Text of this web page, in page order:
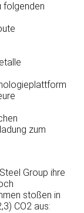
folgenden
zum
Group ihre
stoßen in
CO2 aus: